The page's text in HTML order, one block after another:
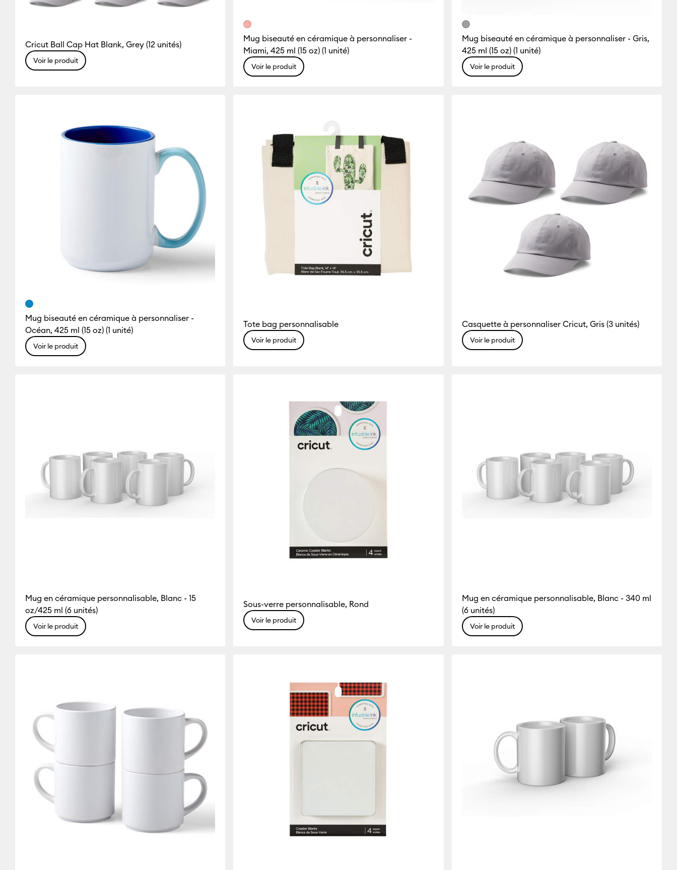
Cricut Ball Cap Hat Blank, Grey (12 unités)
Voir le produit
Mug biseauté en céramique à personnaliser -
Miami, 425 ml (15 oz) (1 unité)
Voir le produit
Mug biseauté en céramique à personnaliser - Gris,
425 ml (15 oz) (1 unité)
Voir le produit
Mug biseauté en céramique à personnaliser -
Océan, 425 ml (15 oz) (1 unité)
Voir le produit
Tote bag personnalisable
Voir le produit
Casquette à personnaliser Cricut, Gris (3 unités)
Voir le produit
Mug en céramique personnalisable, Blanc - 15
oz/425 ml (6 unités)
Voir le produit
Sous-verre personnalisable, Rond
Voir le produit
Mug en céramique personnalisable, Blanc - 340 ml
(6 unités)
Voir le produit